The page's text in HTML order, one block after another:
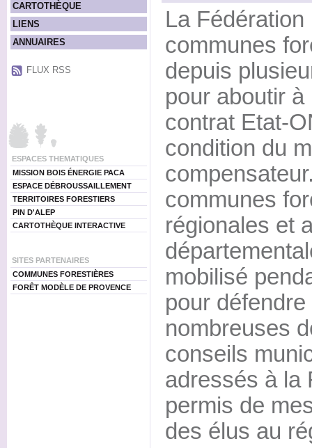
CARTOTHÈQUE
LIENS
ANNUAIRES
FLUX RSS
ESPACES THEMATIQUES
MISSION BOIS ÉNERGIE PACA
ESPACE DÉBROUSSAILLEMENT
TERRITOIRES FORESTIERS
PIN D'ALEP
CARTOTHÈQUE INTERACTIVE
SITES PARTENAIRES
COMMUNES FORESTIÈRES
FORÊT MODÈLE DE PROVENCE
La
communes
depuis
pour aboutir
contrat Etat-
condition du
communes
régionales et
mobilisé
pour
nombreuses
conseils
adressés à la
permis de
des élus au